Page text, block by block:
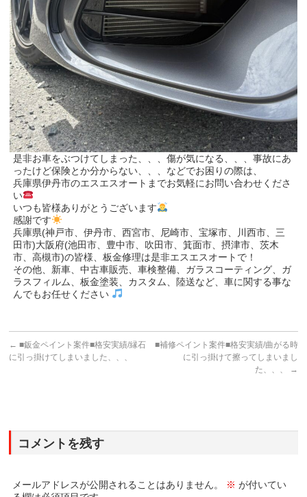
是非お車をぶつけてしまった、、、傷が気になる、、、事故にあ
ったけど保険とか分からない、、、などでお困りの際は、
兵庫県伊丹市のエスエスオートまでお気軽にお問い合わせくださ
い
いつも皆様ありがとうございます
感謝です
兵庫県(神戸市、伊丹市、西宮市、尼崎市、宝塚市、川西市、三
田市)大阪府(池田市、豊中市、吹田市、箕面市、摂津市、茨木
市、高槻市)の皆様、板金修理は是非エスエスオートで！
その他、新車、中古車販売、車検整備、ガラスコーティング、ガ
ラスフィルム、板金塗装、カスタム、陸送など、車に関する事な
んでもお任せください
← ■鈑金ペイント案件■格安実績/縁石
に引っ掛けてしまいました、、、
■補修ペイント案件■格安実績/曲がる時
に引っ掛けて擦ってしまいまし
た、、、
→
コメントを残す
メールアドレスが公開されることはありません。 ※ が付いてい